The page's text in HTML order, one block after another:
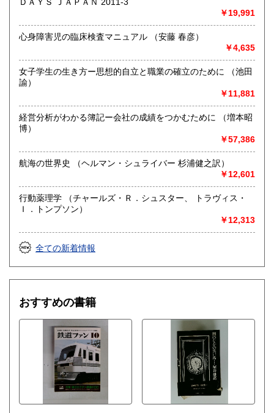
ＤＡＹＳ ＪＡＰＡＮ 2011-3
￥19,991
心身障害児の臨床検査マニュアル （安藤 春彦）
￥4,635
女子学生の生き方ー思想的自立と職業の確立のために （池田
諭）
￥11,881
経営分析がわかる簿記ー会社の成績をつかむために （増本昭
博）
￥57,386
航海の世界史 （ヘルマン・シュライバー 杉浦健之訳）
￥12,601
行動薬理学 （チャールズ・Ｒ．シュスター、 トラヴィス・
Ｉ．トンプソン）
￥12,313
全ての新着情報
おすすめの書籍